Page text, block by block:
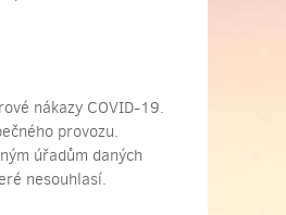
nákazy COVID-19.
provozu.
úřadům daných
nesouhlasí.